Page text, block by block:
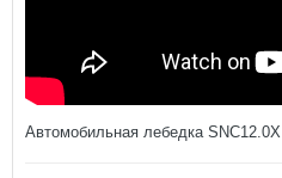
Автомобильная лебедка SNC12.0X